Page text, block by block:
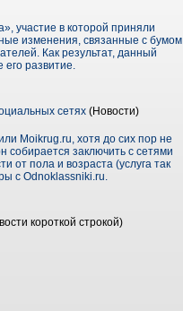
участие в которой приняли
изменения, связанные с бумом
Как результат, данный
развитие.
сетях (Новости)
Moikrug.ru, хотя до сих пор не
собирается заключить с сетями
от пола и возраста (услуга так
с Odnoklassniki.ru.
короткой строкой)